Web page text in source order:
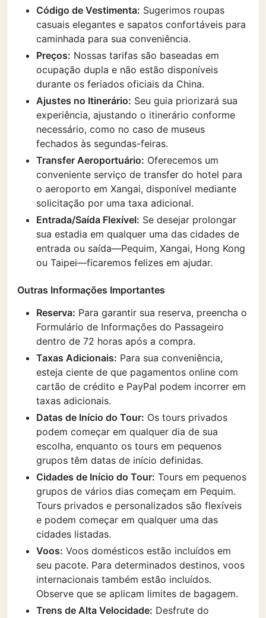
Código de Vestimenta: Sugerimos roupas
casuais elegantes e sapatos confortáveis para
caminhada para sua conveniência.
Preços: Nossas tarifas são baseadas em
ocupação dupla e não estão disponíveis
durante os feriados oficiais da China.
Ajustes no Itinerário: Seu guia priorizará sua
experiência, ajustando o itinerário conforme
necessário, como no caso de museus
fechados às segundas-feiras.
Transfer Aeroportuário: Oferecemos um
conveniente serviço de transfer do hotel para
o aeroporto em Xangai, disponível mediante
solicitação por uma taxa adicional.
Entrada/Saída Flexível: Se desejar prolongar
sua estadia em qualquer uma das cidades de
entrada ou saída—Pequim, Xangai, Hong Kong
ou Taipei—ficaremos felizes em ajudar.
Outras Informações Importantes
Reserva: Para garantir sua reserva, preencha o
Formulário de Informações do Passageiro
dentro de 72 horas após a compra.
Taxas Adicionais: Para sua conveniência,
esteja ciente de que pagamentos online com
cartão de crédito e PayPal podem incorrer em
taxas adicionais.
Datas de Início do Tour: Os tours privados
podem começar em qualquer dia de sua
escolha, enquanto os tours em pequenos
grupos têm datas de início definidas.
Cidades de Início do Tour: Tours em pequenos
grupos de vários dias começam em Pequim.
Tours privados e personalizados são flexíveis
e podem começar em qualquer uma das
cidades listadas.
Voos: Voos domésticos estão incluídos em
seu pacote. Para determinados destinos, voos
internacionais também estão incluídos.
Observe que se aplicam limites de bagagem.
Trens de Alta Velocidade: Desfrute do